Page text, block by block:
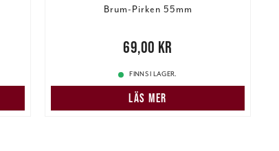
Brum-Pirken 55mm
69,00 kr69,00 kr
FINNS I LAGER.
LÄS MER